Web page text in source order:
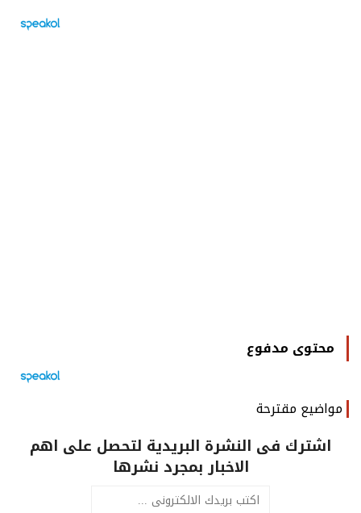
محتوى مدفوع
مواضيع مقترحة
اشترك فى النشرة البريدية لتحصل على اهم
الاخبار بمجرد نشرها